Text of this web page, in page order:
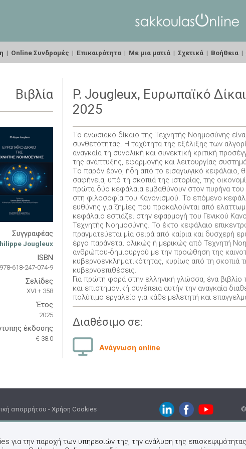
| Online Συνδρομές | Επικαιρότητα | Με μια ματιά | Σχετικά | Βοήθεια |
Βιβλία
Συγγραφέας
Jougleux
ISBN
978-618-247-074-9
Σελίδες
XVI + 358
Έτος
2025
έκδοσης
€ 38.0
P. Jougleux, Ευρωπαϊκό
2025
Tο ενωσιακό δίκαιο της Τεχνητής Νοημοσύνης
συνθετότητας. Η ταχύτητα της εξέλιξης των
αναγκαία τη συνολική και συνεκτική κριτική
της ανάπτυξης, εφαρμογής και λειτουργίας
Tο παρόν έργο, ήδη από το εισαγωγικό κεφάλαιο,
σαφήνεια, υπό τη σκοπιά της ιστορίας, της
πρώτα δύο κεφάλαια εμβαθύνουν στον πυρήνα του
στη φιλοσοφία του Κανονισμού. Το επόμενο
ευθύνης για ζημίες που προκαλούνται από
κεφάλαιο εστιάζει στην εφαρμογή του Γενικού
Τεχνητής Νοημοσύνης. Το έκτο κεφάλαιο
πραγματεύεται μία σειρά από καίρια και δυσχερή
έργο παράγεται ολικώς ή μερικώς από Τεχνητή
ανθρώπου-δημιουργού με την προώθηση της
κυβερνοεγκληματικότητας, κυρίως από τη
κυβερνοεπιθέσεις.
Για πρώτη φορά στην ελληνική γλώσσα, ένα βιβλίο
και επιστημονική συνέπεια αυτήν την αναγκαία
πολύτιμο εργαλείο για κάθε μελετητή και
Διαθέσιμο σε:
Ανάγνωση online
απορρήτου -Χρήση Cookies
για την παροχή των υπηρεσιών της, την ανάλυση της